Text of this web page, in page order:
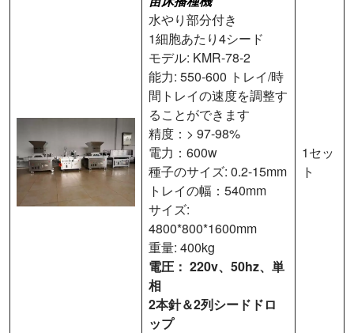
水やり部分付き
1細胞あたり4シード
モデル: KMR-78-2
能力: 550-600 トレイ/時
間トレイの速度を調整す
ることができます
精度：> 97-98%
電力：600w
種子のサイズ: 0.2-15mm
トレイの幅：540mm
サイズ:
4800*800*1600mm
重量: 400kg
電圧： 220v、50hz、単
相
2本針＆2列シードドロ
ップ
1セッ
ト